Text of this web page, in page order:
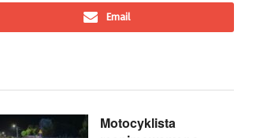
Email
Motocyklista